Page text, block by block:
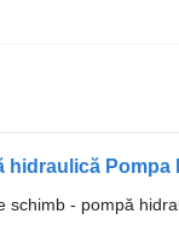
hidraulică
schimb - pompă